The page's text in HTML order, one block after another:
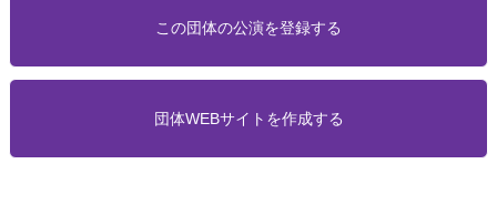
この団体の公演を登録する
団体WEBサイトを作成する